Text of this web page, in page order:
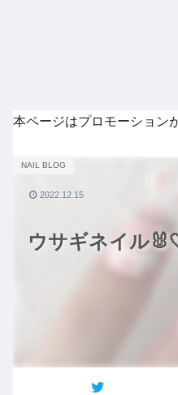
本ページはプロモーション
ウサギネイル
NAIL BLOG
2022.12.15